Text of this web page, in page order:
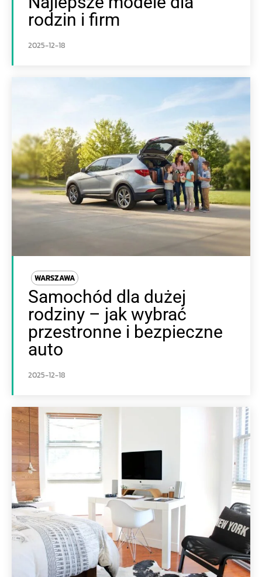
rodzin i firm
2025-12-18
WARSZAWA
Samochód dla dużej
rodziny – jak wybrać
przestronne i bezpieczne
auto
2025-12-18